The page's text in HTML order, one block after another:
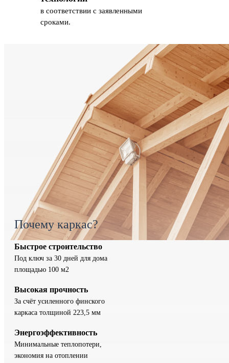
в соответствии с заявленными
сроками.
Почему каркас?
Быстрое строительство
Под ключ за 30 дней для дома
площадью 100 м2
Высокая прочность
За счёт усиленного финского
каркаса толщиной 223,5 мм
Энергоэффективность
Минимальные теплопотери,
экономия на отоплении